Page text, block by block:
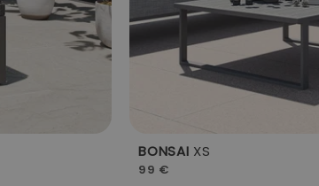
BONSAI XS
99 €